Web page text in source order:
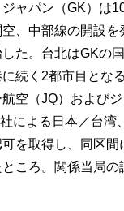
ャパン（GK）は
空、中部線の開設
た。台北はGKの
続く2都市目とな
空（JQ）およびジ
による日本／台湾
を取得し、同区間
ころ。関係当局の